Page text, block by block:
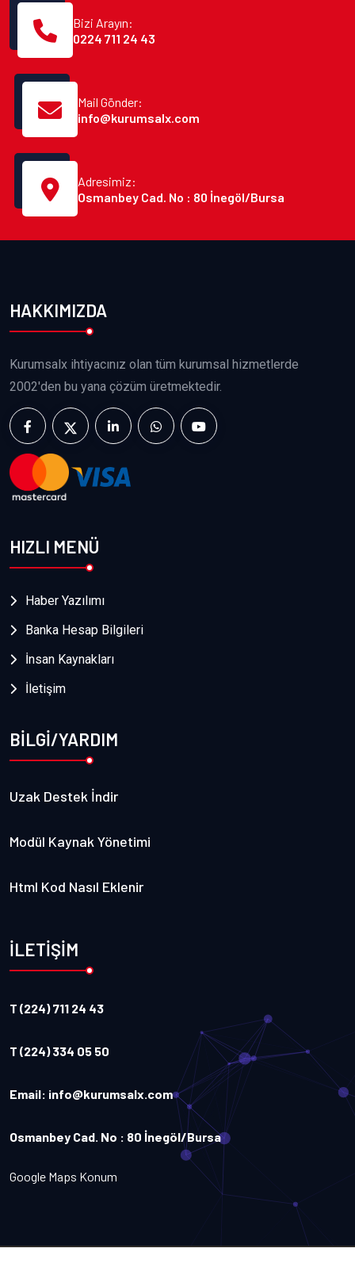
Bizi Arayın:
0224 711 24 43
Mail Gönder:
info@kurumsalx.com
Adresimiz:
Osmanbey Cad. No : 80 İnegöl/Bursa
HAKKIMIZDA
Kurumsalx ihtiyacınız olan tüm kurumsal hizmetlerde
2002'den bu yana çözüm üretmektedir.
HIZLI MENÜ
Haber Yazılımı
Banka Hesap Bilgileri
İnsan Kaynakları
İletişim
BİLGİ/YARDIM
Uzak Destek İndir
Modül Kaynak Yönetimi
Html Kod Nasıl Eklenir
İLETİŞİM
T (224) 711 24 43
T (224) 334 05 50
Email: info@kurumsalx.com
Osmanbey Cad. No : 80 İnegöl/Bursa
Google Maps Konum